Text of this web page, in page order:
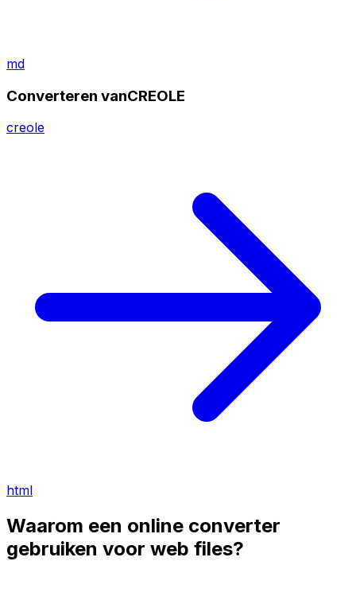
md
Converteren vanCREOLE
creole
html
Waarom een online converter
gebruiken voor web files?